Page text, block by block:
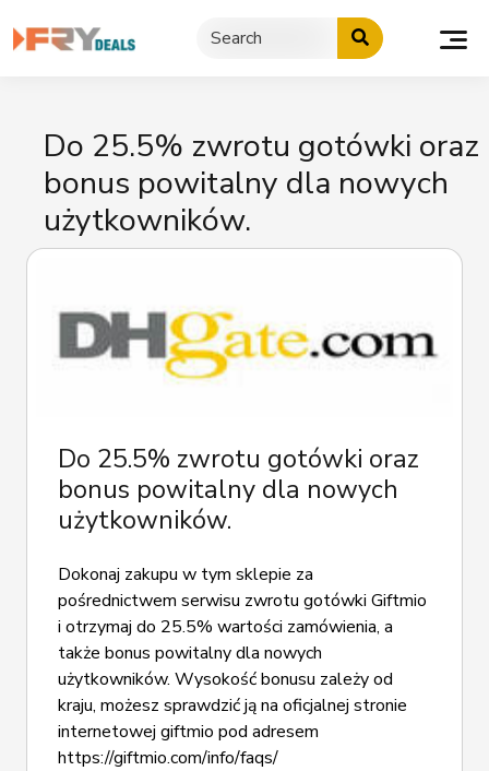
to
Do 25.5% zwrotu gotówki oraz
bonus powitalny dla nowych
użytkowników.
Do 25.5% zwrotu gotówki oraz
bonus powitalny dla nowych
użytkowników.
Dokonaj zakupu w tym sklepie za
pośrednictwem serwisu zwrotu gotówki Giftmio
i otrzymaj do 25.5% wartości zamówienia, a
także bonus powitalny dla nowych
użytkowników. Wysokość bonusu zależy od
kraju, możesz sprawdzić ją na oficjalnej stronie
internetowej giftmio pod adresem
https://giftmio.com/info/faqs/